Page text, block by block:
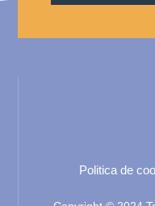
Politica de